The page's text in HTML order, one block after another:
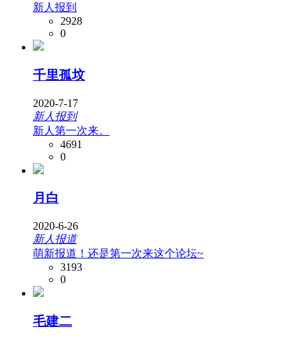
新人报到
2928
0
千里孤坟
2020-7-17
新人报到
新人第一次来。
4691
0
月白
2020-6-26
新人报道
萌新报道！还是第一次来这个论坛~
3193
0
毛建二